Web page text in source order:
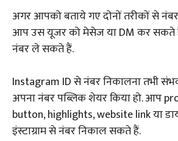
अगर आपको बताये गए दोनों तरीकों से
आप उस यूजर को मेसेज या DM कर
नंबर ले सकते हैं.
Instagram ID से नंबर निकालना तभी
अपना नंबर पब्लिक शेयर किया हो. आप
button, highlights, website link या
इंस्टाग्राम से नंबर निकाल सकते हैं.